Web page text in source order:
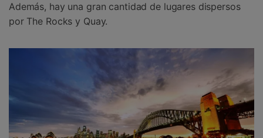
Además, hay una gran cantidad de lugares dispersos
por The Rocks y Quay.